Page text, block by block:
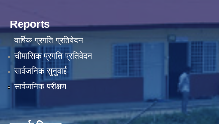
Reports
वार्षिक प्रगति प्रतिवेदन
चौमासिक प्रगति प्रतिवेदन
सार्वजनिक सुनुवाई
सार्वजनिक परीक्षण